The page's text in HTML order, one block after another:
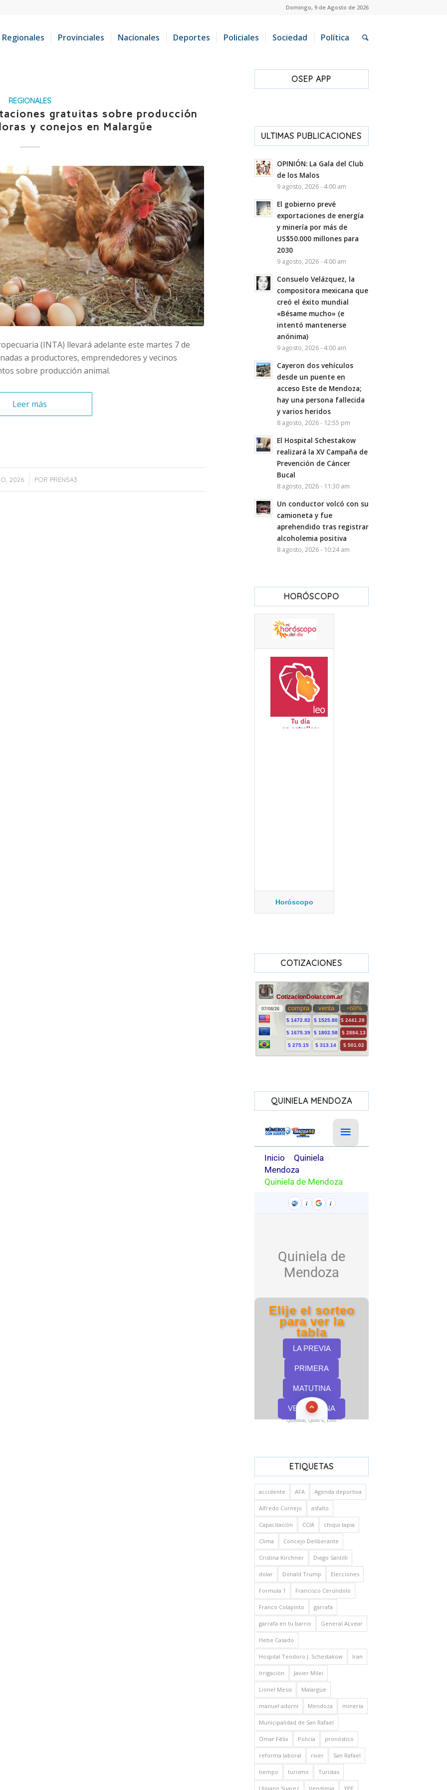
Domingo, 9 de Agosto de 2026
Regionales Provinciales Nacionales Deportes Policiales Sociedad Política
REGIONALES
gratuitas sobre producción
y conejos en Malargüe
(INTA) llevará adelante este martes 7 de
a productores, emprendedores y vecinos
sobre producción animal.
Leer más
2026 POR PRENSA3
OSEP APP
ULTIMAS PUBLICACIONES
OPINIÓN: La Gala del Club
de los Malos
9 agosto, 2026 - 4:00 am
El gobierno prevé
exportaciones de energía
y minería por más de
US$50.000 millones para
2030
9 agosto, 2026 - 4:00 am
Consuelo Velázquez, la
compositora mexicana que
creó el éxito mundial
«Bésame mucho» (e
intentó mantenerse
anónima)
9 agosto, 2026 - 4:00 am
Cayeron dos vehículos
desde un puente en
acceso Este de Mendoza;
hay una persona fallecida
y varios heridos
8 agosto, 2026 - 12:55 pm
El Hospital Schestakow
realizará la XV Campaña de
Prevención de Cáncer
Bucal
8 agosto, 2026 - 11:30 am
Un conductor volcó con su
camioneta y fue
aprehendido tras registrar
alcoholemia positiva
8 agosto, 2026 - 10:24 am
HORÓSCOPO
Horóscopo
COTIZACIONES
QUINIELA MENDOZA
Quinielas, Quini 6, Loto
ETIQUETAS
accidente AFA Agenda deportiva
Alfredo Cornejo asfalto
Capacitación CCIA chiqui tapia
Clima Concejo Deliberante
Cristina Kirchner Diego Santilli
dolar Donald Trump Elecciones
Formula 1 Francisco Cerúndolo
Franco Colapinto garrafa
garrafa en tu barrio General ALvear
Hebe Casado
Hospital Teodoro J. Schestakow Iran
Irrigación Javier Milei
Lionel Messi Malargüe
manuel adorni Mendoza minería
Municipalidad de San Rafael
Omar Félix Policía pronóstico
reforma laboral river San Rafael
tiempo turismo Turistas
Ulpiano Suarez Vendimia YPF